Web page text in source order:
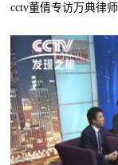
cctv董倩专访万典律师